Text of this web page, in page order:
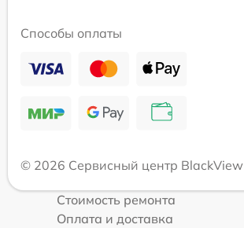
Способы оплаты
© 2026 Сервисный центр BlackView
Стоимость ремонта
Оплата и доставка